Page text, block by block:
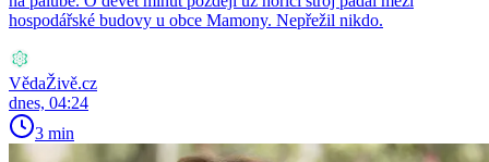
hospodářské budovy u obce Mamony. Nepřežil nikdo.
VědaŽivě.cz
dnes, 04:24
3 min